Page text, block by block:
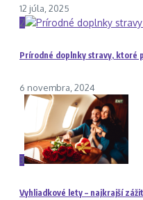
12 júla, 2025
2
Prírodné doplnky stravy, ktoré
6 novembra, 2024
3
Vyhliadkové lety – najkrajší